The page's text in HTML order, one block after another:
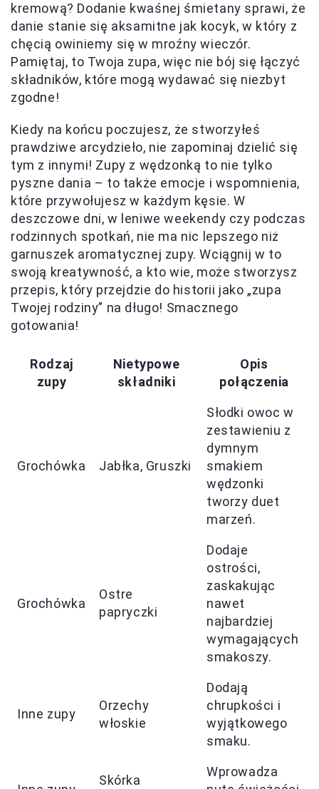
kremową? Dodanie kwaśnej śmietany sprawi, że
danie stanie się aksamitne jak kocyk, w który z
chęcią owiniemy się w mroźny wieczór.
Pamiętaj, to Twoja zupa, więc nie bój się łączyć
składników, które mogą wydawać się niezbyt
zgodne!
Kiedy na końcu poczujesz, że stworzyłeś
prawdziwe arcydzieło, nie zapominaj dzielić się
tym z innymi! Zupy z wędzonką to nie tylko
pyszne dania – to także emocje i wspomnienia,
które przywołujesz w każdym kęsie. W
deszczowe dni, w leniwe weekendy czy podczas
rodzinnych spotkań, nie ma nic lepszego niż
garnuszek aromatycznej zupy. Wciągnij w to
swoją kreatywność, a kto wie, może stworzysz
przepis, który przejdzie do historii jako „zupa
Twojej rodziny” na długo! Smacznego
gotowania!
Rodzaj
zupy
Nietypowe
składniki
Opis
połączenia
Grochówka Jabłka, Gruszki
Słodki owoc w
zestawieniu z
dymnym
smakiem
wędzonki
tworzy duet
marzeń.
Grochówka
Ostre
papryczki
Dodaje
ostrości,
zaskakując
nawet
najbardziej
wymagających
smakoszy.
Inne zupy
Orzechy
włoskie
Dodają
chrupkości i
wyjątkowego
smaku.
Skórka
Wprowadza